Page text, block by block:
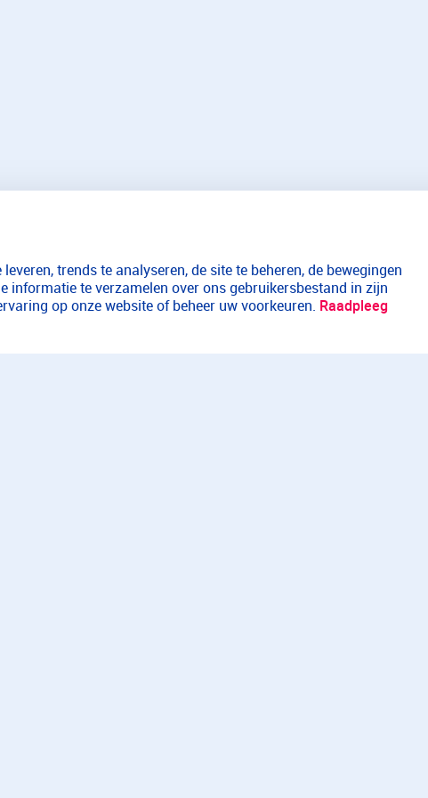
trends te analyseren, de site te beheren, de bewegingen
informatie te verzamelen over ons gebruikersbestand in zijn
op onze website of beheer uw voorkeuren. Raadpleeg